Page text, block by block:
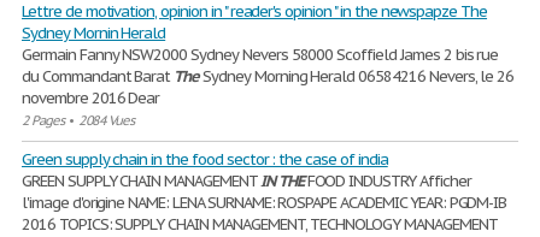
Lettre de motivation, opinion in " reader's opinion " in the newspapze The
Sydney Mornin Herald
Germain Fanny NSW2000 Sydney Nevers 58000 Scoffield James 2 bis rue
du Commandant Barat TheSydney Morning Herald 06584216 Nevers, le 26
novembre 2016 Dear
2 Pages• 2084 Vues
Green supply chain in the food sector : the case of india
GREEN SUPPLY CHAIN MANAGEMENTINTHEFOOD INDUSTRY Afficher
l'image d'origine NAME: LENA SURNAME: ROSPAPE ACADEMIC YEAR: PGDM-IB
2016 TOPICS: SUPPLY CHAIN MANAGEMENT, TECHNOLOGY MANAGEMENT